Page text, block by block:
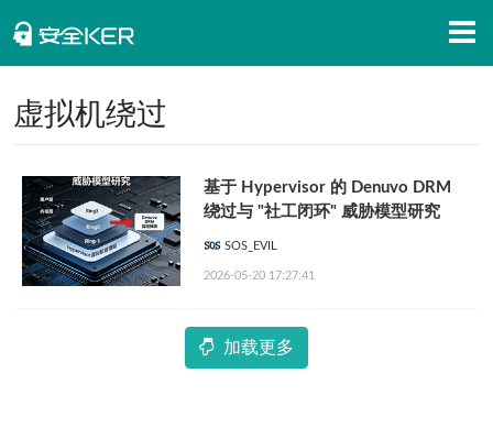
首页
安全资讯
招聘信息
安全活动
虚拟机绕过
基于 Hypervisor 的 Denuvo DRM
绕过与 "社工闭环" 威胁模型研究
SOS_EVIL
2026-05-20 17:27:41
加载更多